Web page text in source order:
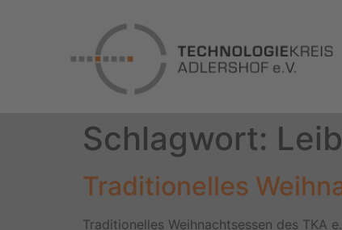
Schlagwort:
Traditionelles
Traditionelles Weihnachtsessen des TKA